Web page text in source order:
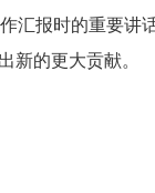
汇报时的重要
新的更大贡献。